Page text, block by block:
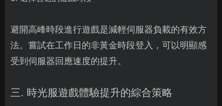
避開高峰時段進行遊戲是減輕伺服器負載的有效方
法。嘗試在工作日的非黃金時段登入，可以明顯感
受到伺服器回應速度的提升。
三. 時光服遊戲體驗提升的綜合策略